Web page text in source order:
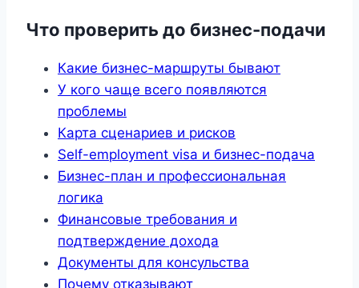
Что проверить до бизнес-подачи
Какие бизнес-маршруты бывают
У кого чаще всего появляются
проблемы
Карта сценариев и рисков
Self-employment visa и бизнес-подача
Бизнес-план и профессиональная
логика
Финансовые требования и
подтверждение дохода
Документы для консульства
Почему отказывают